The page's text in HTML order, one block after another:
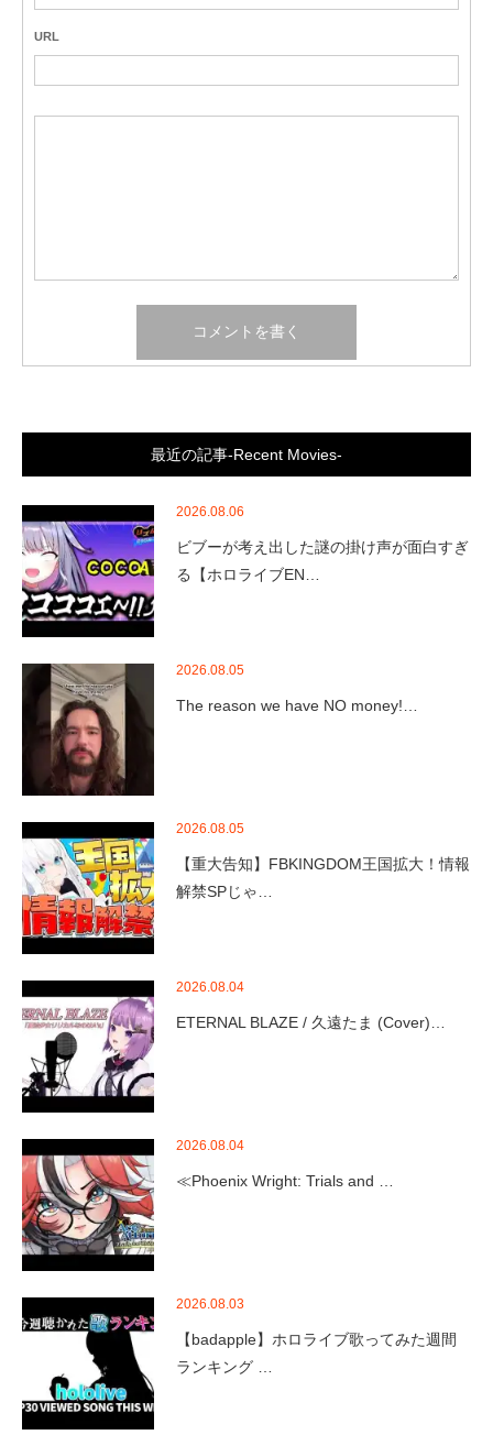
URL
最近の記事-Recent Movies-
2026.08.06
ビブーが考え出した謎の掛け声が面白すぎ
る【ホロライブEN…
2026.08.05
The reason we have NO money!…
2026.08.05
【重大告知】FBKINGDOM王国拡大！情報
解禁SPじゃ…
2026.08.04
ETERNAL BLAZE / 久遠たま (Cover)…
2026.08.04
≪Phoenix Wright: Trials and …
2026.08.03
【badapple】ホロライブ歌ってみた週間
ランキング …